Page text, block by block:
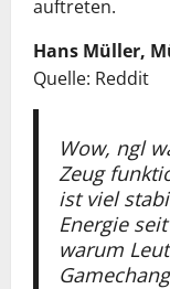
auftreten.
Hans Müller,
Quelle: Reddit
Wow, ngl
Zeug
ist viel
Energie
warum